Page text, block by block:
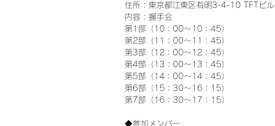
住所：東京都江東区有明3-4-10 TFTビル
内容：握手会
第1部（10：00～10：45）
第2部（11：00～11：45）
第3部（12：00～12：45）
第4部（13：00～13：45）
第5部（14：00～14：45）
第6部（15：30～16：15）
第7部（16：30～17：15）
◆参加メンバー